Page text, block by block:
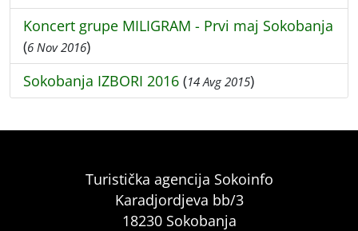
Koncert grupe MILIGRAM - Prvi maj Sokobanja
(6 Nov 2016)
Sokobanja IZBORI 2016 (14 Avg 2015)
Turistička agencija Sokoinfo
Karadjordjeva bb/3
18230 Sokobanja